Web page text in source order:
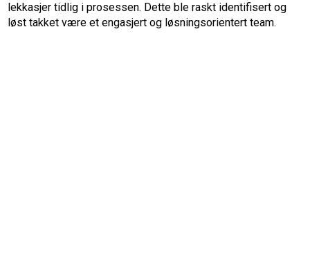
lekkasjer tidlig i prosessen. Dette ble raskt identifisert og
løst takket være et engasjert og løsningsorientert team.